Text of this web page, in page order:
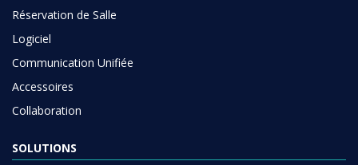
Réservation de Salle
Logiciel
Communication Unifiée
Accessoires
Collaboration
SOLUTIONS